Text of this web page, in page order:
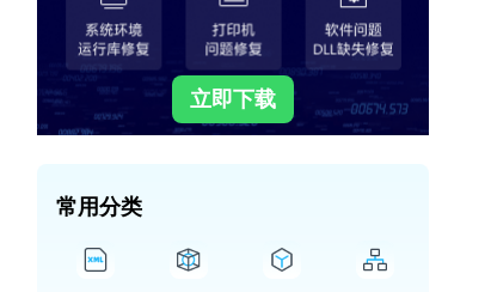
立即下载
常用分类